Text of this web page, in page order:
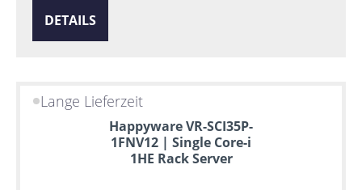
DETAILS
Lange Lieferzeit
Happyware VR-SCI35P-
1FNV12 | Single Core-i
1HE Rack Server